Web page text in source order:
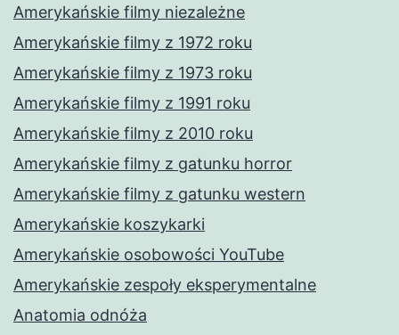
Amerykańskie filmy niezależne
Amerykańskie filmy z 1972 roku
Amerykańskie filmy z 1973 roku
Amerykańskie filmy z 1991 roku
Amerykańskie filmy z 2010 roku
Amerykańskie filmy z gatunku horror
Amerykańskie filmy z gatunku western
Amerykańskie koszykarki
Amerykańskie osobowości YouTube
Amerykańskie zespoły eksperymentalne
Anatomia odnóża